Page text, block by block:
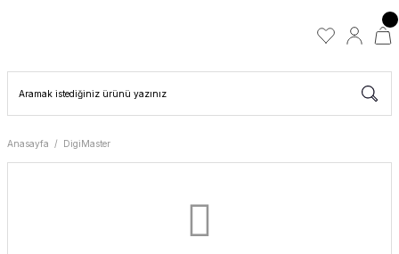
Anasayfa DigiMaster